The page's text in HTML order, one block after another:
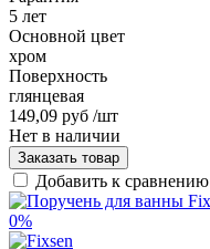
5 лет
Основной цвет
хром
Поверхность
глянцевая
149,09 руб /шт
Нет в наличии
Заказать товар
Добавить к сравнению
0%